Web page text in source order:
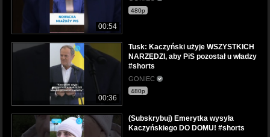
00:54
480p
00:36
Tusk: Kaczyński użyje WSZYSTKICH
NARZĘDZI, aby PiS pozostał u władzy
#shorts
GONIEC
480p
(Subskrybuj) Emerytka wysyła
Kaczyńskiego DO DOMU! #shorts